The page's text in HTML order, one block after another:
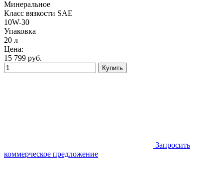
Минеральное
Класс вязкости SAE
10W-30
Упаковка
20 л
Цена:
15 799 руб.
Купить
Запросить
коммерческое предложение